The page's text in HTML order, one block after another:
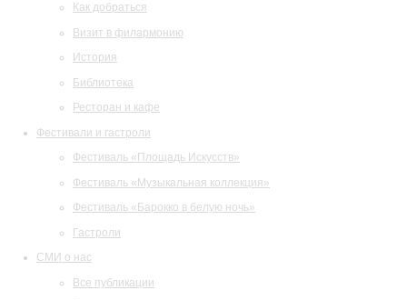
Как добраться
Визит в филармонию
История
Библиотека
Ресторан и кафе
Фестивали и гастроли
Фестиваль «Площадь Искусств»
Фестиваль «Музыкальная коллекция»
Фестиваль «Барокко в белую ночь»
Гастроли
СМИ о нас
Все публикации